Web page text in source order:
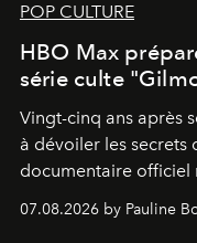
POP CULTURE
HBO Max
série culte
Vingt-cinq ans après
à dévoiler les secrets
documentaire officiel
inédites et plongée
générationnel.
07.08.2026 by Pauline